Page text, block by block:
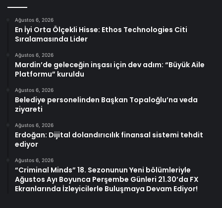
Ağustos 6, 2026
En İyi Orta Ölçekli Hisse: Ethos Technologies Citi
Sıralamasında Lider
Ağustos 6, 2026
Mardin’de geleceğin inşası için dev adım: “Büyük Aile
Platformu” kuruldu
Ağustos 6, 2026
Belediye personelinden Başkan Topaloğlu’na veda
ziyareti
Ağustos 6, 2026
Erdoğan: Dijital dolandırıcılık finansal sistemi tehdit
ediyor
Ağustos 6, 2026
“Criminal Minds” 18. Sezonunun Yeni bölümleriyle
Ağustos Ayı Boyunca Perşembe Günleri 21.30’da FX
Ekranlarında İzleyicilerle Buluşmaya Devam Ediyor!